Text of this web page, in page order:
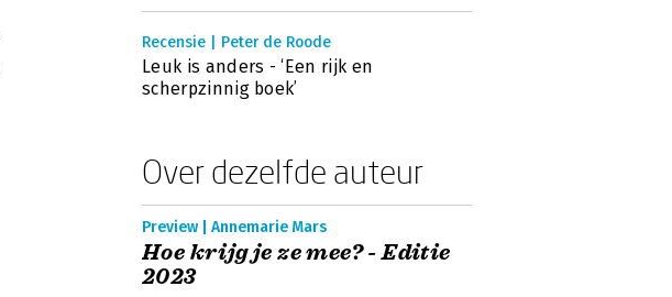
Recensie | Peter de Roode
Leuk is anders - ‘Een rijk en
scherpzinnig boek’
Over dezelfde auteur
Preview | Annemarie Mars
Hoe krijg je ze mee? - Editie
2023